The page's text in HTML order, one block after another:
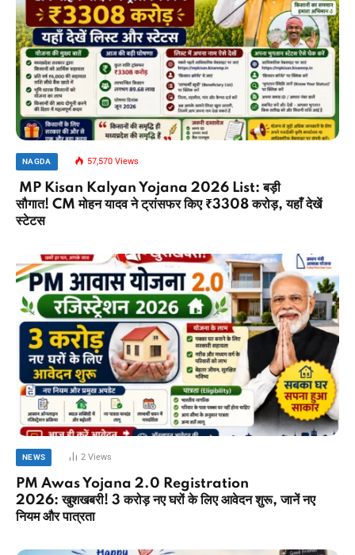
NAGDA 57,570 Views
MP Kisan Kalyan Yojana 2026 List: बड़ी
सौगात! CM मोहन यादव ने ट्रांसफर किए ₹3308 करोड़, यहाँ देखें
स्टेटस
NEWS 2Views
PM Awas Yojana 2.0 Registration
2026: खुशखबरी! 3 करोड़ नए घरों के लिए आवेदन शुरू, जानें नए
नियम और पात्रता